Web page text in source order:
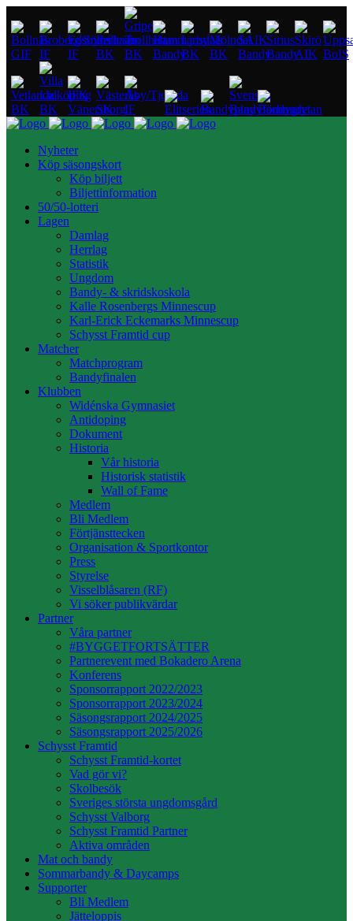
Nyheter
Köp säsongskort
Köp biljett
Biljettinformation
50/50-lotteri
Lagen
Damlag
Herrlag
Statistik
Ungdom
Bandy- & skridskoskola
Kalle Rosenbergs Minnescup
Karl-Erick Eckemarks Minnescup
Schysst Framtid cup
Matcher
Matchprogram
Bandyfinalen
Klubben
Widénska Gymnasiet
Antidoping
Dokument
Historia
Vår historia
Historisk statistik
Wall of Fame
Medlem
Bli Medlem
Förtjänsttecken
Organisation & Sportkontor
Press
Styrelse
Visselblåsaren (RF)
Vi söker publikvärdar
Partner
Våra partner
#BYGGETFORTSÄTTER
Partnerevent med Bokadero Arena
Konferens
Sponsorrapport 2022/2023
Sponsorrapport 2023/2024
Säsongsrapport 2024/2025
Säsongsrapport 2025/2026
Schysst Framtid
Schysst Framtid-kortet
Vad gör vi?
Skolbesök
Sveriges största ungdomsgård
Schysst Valborg
Schysst Framtid Partner
Aktiva områden
Mat och bandy
Sommarbandy & Daycamps
Supporter
Bli Medlem
Jätteloppis